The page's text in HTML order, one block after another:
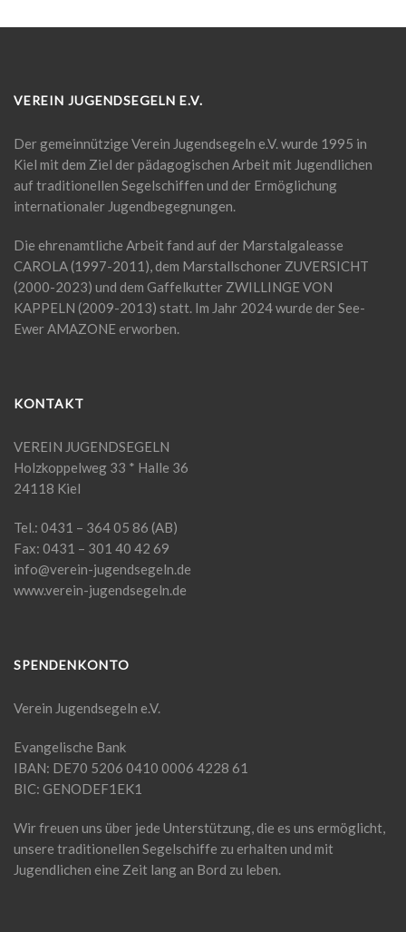
VEREIN JUGENDSEGELN E.V.
Der gemeinnützige Verein Jugendsegeln e.V. wurde 1995 in
Kiel mit dem Ziel der pädagogischen Arbeit mit Jugendlichen
auf traditionellen Segelschiffen und der Ermöglichung
internationaler Jugendbegegnungen.
Die ehrenamtliche Arbeit fand auf der Marstalgaleasse
CAROLA (1997-2011), dem Marstallschoner ZUVERSICHT
(2000-2023) und dem Gaffelkutter ZWILLINGE VON
KAPPELN (2009-2013) statt. Im Jahr 2024 wurde der See-
Ewer AMAZONE erworben.
KONTAKT
VEREIN JUGENDSEGELN
Holzkoppelweg 33 * Halle 36
24118 Kiel
Tel.: 0431 – 364 05 86 (AB)
Fax: 0431 – 301 40 42 69
info@verein-jugendsegeln.de
www.verein-jugendsegeln.de
SPENDENKONTO
Verein Jugendsegeln e.V.
Evangelische Bank
IBAN: DE70 5206 0410 0006 4228 61
BIC: GENODEF1EK1
Wir freuen uns über jede Unterstützung, die es uns ermöglicht,
unsere traditionellen Segelschiffe zu erhalten und mit
Jugendlichen eine Zeit lang an Bord zu leben.